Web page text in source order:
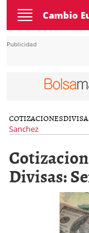
Toggle
navigation
Cambio
Publicidad
COTIZACIONES
Sanchez
Divisas: